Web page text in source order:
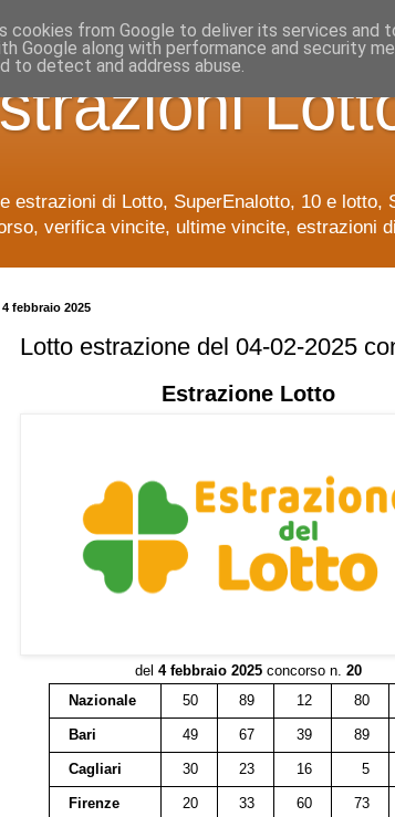
estrazioni di Lotto, SuperEnalotto, 10 e
verifica vincite, ultime vincite, estrazioni
febbraio 2025
Lotto estrazione del 04-02-2025
Estrazione Lotto
del 4 febbraio 2025concorso n. 20
Nazionale
50 89 12 80
Bari 49 67 39 89
Cagliari 30 23 16 5
Firenze 20 33 60 73
cookies from Google to deliver its services and
Google along with performance and security
to detect and address abuse.